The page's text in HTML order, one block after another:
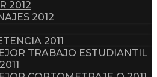
2012
2012
2011
TRABAJO ESTUDIANTIL